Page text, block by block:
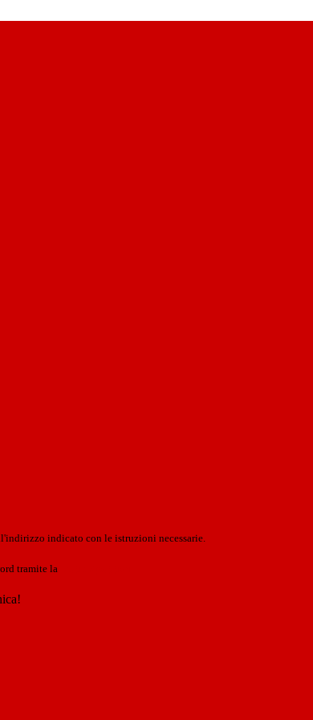
indicato con le istruzioni necessarie.
tramite la